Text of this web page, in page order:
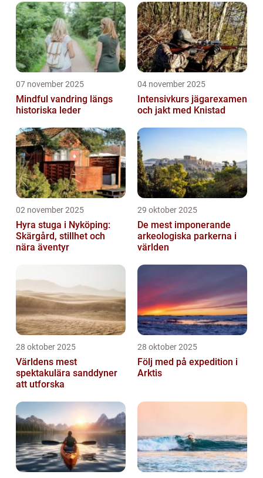
07 november 2025
Mindful vandring längs
historiska leder
04 november 2025
Intensivkurs jägarexamen
och jakt med Knistad
02 november 2025
Hyra stuga i Nyköping:
Skärgård, stillhet och
nära äventyr
29 oktober 2025
De mest imponerande
arkeologiska parkerna i
världen
28 oktober 2025
Världens mest
spektakulära sanddyner
att utforska
28 oktober 2025
Följ med på expedition i
Arktis